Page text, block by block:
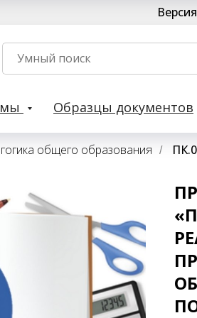
Образцы документов
общего образования /